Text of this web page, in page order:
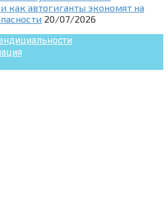
как автогиганты экономят на
20/07/2026